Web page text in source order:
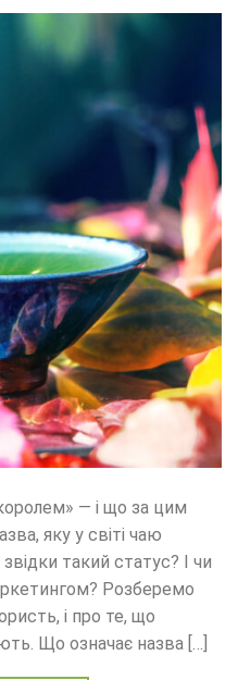
— і що за цим
яку у світі чаю
такий статус? І чи
Розберемо
і про те, що
Що означає назва […]